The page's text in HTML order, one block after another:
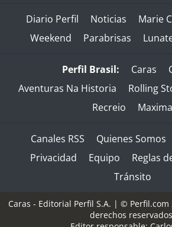
Diario Perfil Noticias Marie
Weekend
Parabrisas
Perfil Brasil: Caras
Aventuras Na Historia
Rolling
Recreio
Maxima
Canales RSS Quienes Somos
Privacidad
Equipo
Reglas
Tránsito
Caras - Editorial Perfil S.A. | © Perfil.com
derechos